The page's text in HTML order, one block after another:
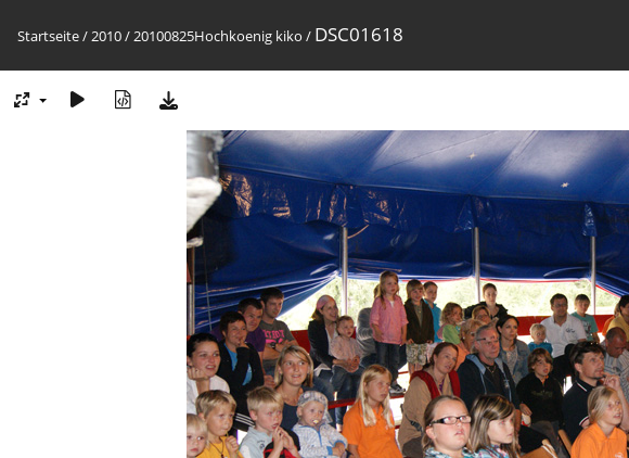
Startseite/2010/20100825Hochkoenig kiko / DSC01618